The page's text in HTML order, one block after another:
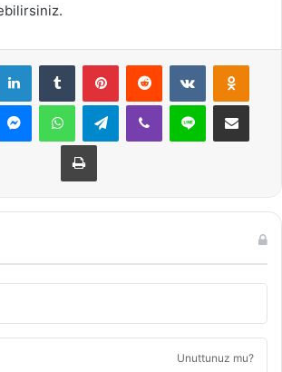
LinkedInTumblr PinterestReddit VKontakte
MessengerWhatsAppTelegramViber Line E-Posta ile
Yazdır
Unuttunuz mu?